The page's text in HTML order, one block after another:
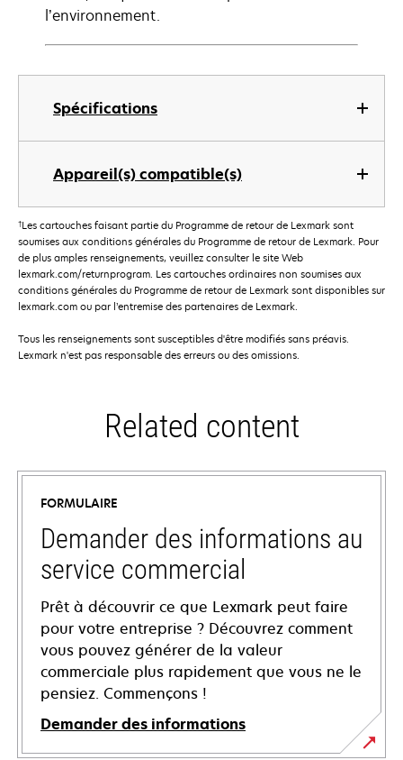
Spécifications
Appareil(s) compatible(s)
l’environnement.
†Les cartouches faisant partie du Programme de retour de Lexmark sont
soumises aux conditions générales du Programme de retour de Lexmark. Pour
de plus amples renseignements, veuillez consulter le site Web
lexmark.com/returnprogram. Les cartouches ordinaires non soumises aux
conditions générales du Programme de retour de Lexmark sont disponibles sur
lexmark.com ou par l’entremise des partenaires de Lexmark.
Tous les renseignements sont susceptibles d'être modifiés sans préavis.
Lexmark n'est pas responsable des erreurs ou des omissions.
Related content
FORMULAIRE
Demander des informations au
service commercial
Prêt à découvrir ce que Lexmark peut faire
pour votre entreprise ? Découvrez comment
vous pouvez générer de la valeur
commerciale plus rapidement que vous ne le
pensiez. Commençons !
Demander des informations